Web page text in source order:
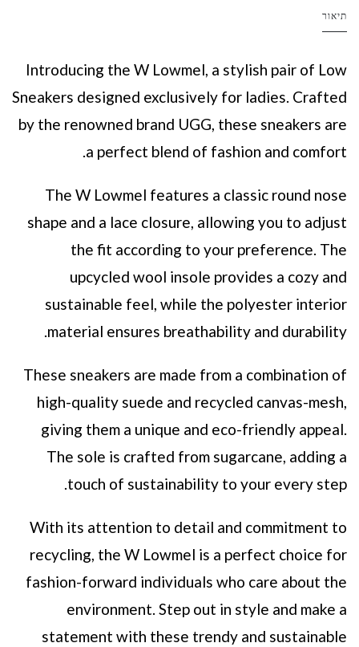
תיאור
Introducing the W Lowmel, a stylish pair of Low
Sneakers designed exclusively for ladies. Crafted
by the renowned brand UGG, these sneakers are
a perfect blend of fashion and comfort.
The W Lowmel features a classic round nose
shape and a lace closure, allowing you to adjust
the fit according to your preference. The
upcycled wool insole provides a cozy and
sustainable feel, while the polyester interior
material ensures breathability and durability.
These sneakers are made from a combination of
high-quality suede and recycled canvas-mesh,
giving them a unique and eco-friendly appeal.
The sole is crafted from sugarcane, adding a
touch of sustainability to your every step.
With its attention to detail and commitment to
recycling, the W Lowmel is a perfect choice for
fashion-forward individuals who care about the
environment. Step out in style and make a
statement with these trendy and sustainable